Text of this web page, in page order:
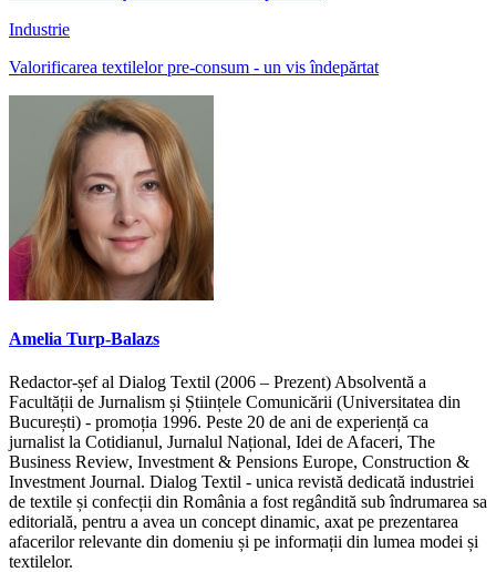
Industrie
Valorificarea textilelor pre-consum - un vis îndepărtat
Amelia Turp-Balazs
Redactor-șef al Dialog Textil (2006 – Prezent) Absolventă a
Facultății de Jurnalism și Științele Comunicării (Universitatea din
București) - promoția 1996. Peste 20 de ani de experiență ca
jurnalist la Cotidianul, Jurnalul Național, Idei de Afaceri, The
Business Review, Investment & Pensions Europe, Construction &
Investment Journal. Dialog Textil - unica revistă dedicată industriei
de textile și confecții din România a fost regândită sub îndrumarea sa
editorială, pentru a avea un concept dinamic, axat pe prezentarea
afacerilor relevante din domeniu și pe informații din lumea modei și
textilelor.